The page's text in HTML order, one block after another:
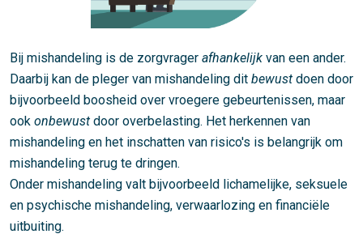
Bij mishandeling is de zorgvrager afhankelijk van een ander.
Daarbij kan de pleger van mishandeling dit bewust doen door
bijvoorbeeld boosheid over vroegere gebeurtenissen, maar
ook onbewust door overbelasting. Het herkennen van
mishandeling en het inschatten van risico's is belangrijk om
mishandeling terug te dringen.
Onder mishandeling valt bijvoorbeeld lichamelijke, seksuele
en psychische mishandeling, verwaarlozing en financiële
uitbuiting.